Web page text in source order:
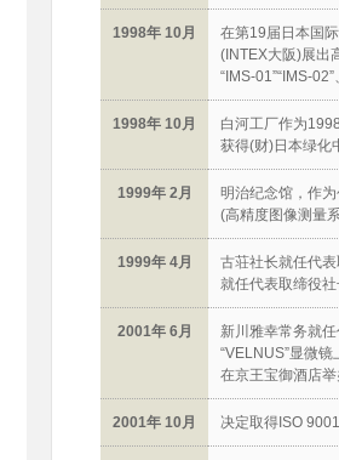
1998年 10月
在第19届日本国
(INTEX大阪)展出
“IMS-01”“IMS-
1998年 10月
白河工厂作为
获得(财)日本绿化
1999年 2月
明治纪念馆，作
(高精度图像测量
1999年 4月
古荘社长就任代
就任代表取缔役
2001年 6月
新川雅幸常务就
“VELNUS”显微
在京王宝御酒店
2001年 10月 决定取得ISO